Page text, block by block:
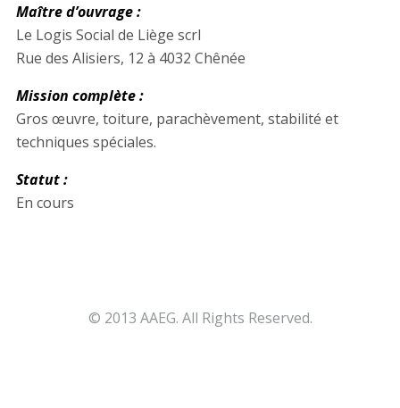
Maître d’ouvrage :
Le Logis Social de Liège scrl
Rue des Alisiers, 12 à 4032 Chênée
Mission complète :
Gros œuvre, toiture, parachèvement, stabilité et
techniques spéciales.
Statut :
En cours
© 2013 AAEG. All Rights Reserved.